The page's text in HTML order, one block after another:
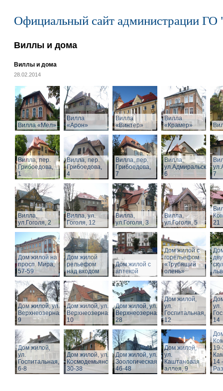
Официальный сайт администрации ГО
Виллы и дома
Виллы и дома
28.02.2014
Вилла «Мел»
Вилла
«Арон»
Вилла
«Винтер»
Вилла
«Крамер»
Вилла, пер.
Грибоедова,
1
Вилла, пер.
Грибоедова,
4
Вилла, пер.
Грибоедова,
7
Вилла,
ул.Адмиральская,
6
7
Вилла,
ул.Гоголя, 2
Вилла, ул.
Гоголя, 12
Вилла,
ул.Гоголя, 3
Вилла,
ул.Гоголя, 5
21
Дом жилой на
просп. Мира,
57-59
Дом жилой
рельефом
над входом
Дом жилой с
аптекой
Дом жилой с
горельефом
«Трубящий
олень»
Дом жилой, ул.
Верхнеозерная,
9
Дом жилой, ул.
Верхнеозерная,
10
Дом жилой, ул.
Верхнеозерная,
28
Дом жилой,
ул.
Госпитальная,
12
ул.
14
Дом жилой,
ул.
Госпитальная,
6-8
Дом жилой, ул. З.
Космодемьянской
30-38
Дом жилой, ул.
Зоологическая,
46-48
Дом жилой,
ул.
Каштановая
аллея, 9
14